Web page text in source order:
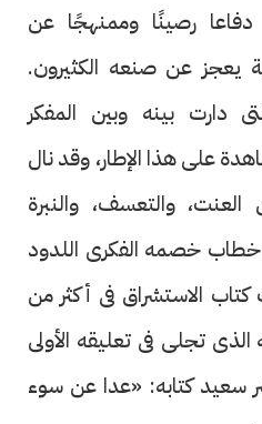
رصينًا وممنهجًا عن
يعجز عن صنعه الكثيرون.
دارت بينه وبين المفكر
على هذا الإطار، وقد نال
والتعسف، والنبرة
خطاب خصمه الفكرى اللدود
الاستشراق فى أكثر من
تجلى فى تعليقه الأولى
سعيد كتابه: «عدا عن سوء